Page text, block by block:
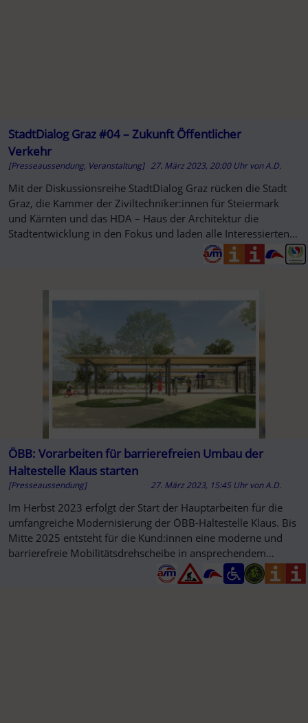
StadtDialog Graz #04 – Zukunft Öffentlicher
Verkehr
[Presseaussendung, Veranstaltung] 27. März 2023, 20:00 Uhr vonA.D.
Mit der Diskussionsreihe StadtDialog Graz rücken die Stadt
Graz, die Kammer der Ziviltechniker:innen für Steiermark
und Kärnten und das HDA – Haus der Architektur die
Stadtentwicklung in den Fokus und laden alle Interessierten
ein, sich über wichtige Themen zu informieren und
ÖBB: Vorarbeiten für barrierefreien Umbau der
Haltestelle Klaus starten
[Presseaussendung] 27. März 2023, 15:45 Uhr vonA.D.
Im Herbst 2023 erfolgt der Start der Hauptarbeiten für die
umfangreiche Modernisierung der ÖBB-Haltestelle Klaus. Bis
Mitte 2025 entsteht für die Kund:innen eine moderne und
barrierefreie Mobilitätsdrehscheibe in ansprechendem